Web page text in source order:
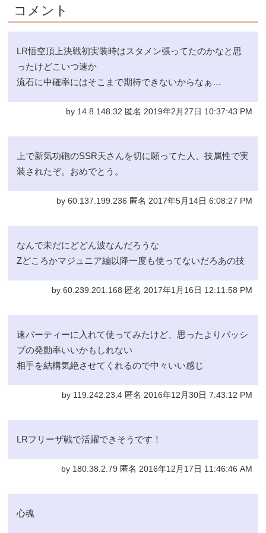
コメント
LR悟空頂上決戦初実装時はスタメン張ってたのかなと思
ったけどこいつ速か
流石に中確率にはそこまで期待できないからなぁ…
by 14.8.148.32 匿名 2019年2月27日 10:37:43 PM
上で新気功砲のSSR天さんを切に願ってた人、技属性で実
装されたぞ。おめでとう。
by 60.137.199.236 匿名 2017年5月14日 6:08:27 PM
なんで未だにどどん波なんだろうな
Zどころかマジュニア編以降一度も使ってないだろあの技
by 60.239.201.168 匿名 2017年1月16日 12:11:58 PM
速パーティーに入れて使ってみたけど、思ったよりパッシ
ブの発動率いいかもしれない
相手を結構気絶させてくれるので中々いい感じ
by 119.242.23.4 匿名 2016年12月30日 7:43:12 PM
LRフリーザ戦で活躍できそうです！
by 180.38.2.79 匿名 2016年12月17日 11:46:46 AM
心魂